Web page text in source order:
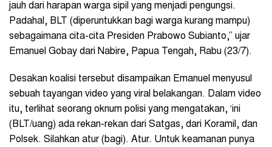
jauh dari harapan warga sipil yang menjadi pengungsi.
Padahal, BLT (diperuntukkan bagi warga kurang mampu)
sebagaimana cita-cita Presiden Prabowo Subianto,” ujar
Emanuel Gobay dari Nabire, Papua Tengah, Rabu (23/7).
Desakan koalisi tersebut disampaikan Emanuel menyusul
sebuah tayangan video yang viral belakangan. Dalam video
itu, terlihat seorang oknum polisi yang mengatakan, ‘ini
(BLT/uang) ada rekan-rekan dari Satgas, dari Koramil, dan
Polsek. Silahkan atur (bagi). Atur. Untuk keamanan punya